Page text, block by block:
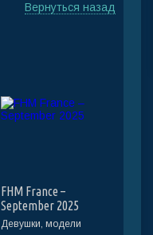
Вернуться назад
FHM France –
September 2025
Девушки, модели